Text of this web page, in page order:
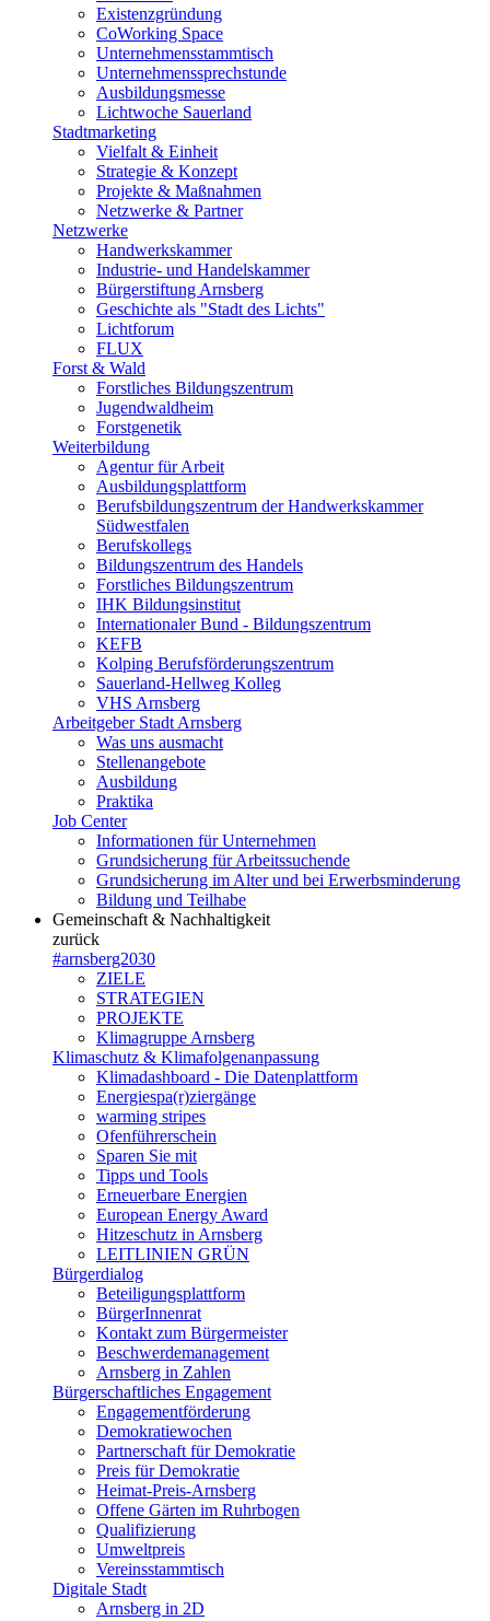
Existenzgründung
CoWorking Space
Unternehmensstammtisch
Unternehmenssprechstunde
Ausbildungsmesse
Lichtwoche Sauerland
Stadtmarketing
Vielfalt & Einheit
Strategie & Konzept
Projekte & Maßnahmen
Netzwerke & Partner
Netzwerke
Handwerkskammer
Industrie- und Handelskammer
Bürgerstiftung Arnsberg
Geschichte als "Stadt des Lichts"
Lichtforum
FLUX
Forst & Wald
Forstliches Bildungszentrum
Jugendwaldheim
Forstgenetik
Weiterbildung
Agentur für Arbeit
Ausbildungsplattform
Berufsbildungszentrum der Handwerkskammer
Südwestfalen
Berufskollegs
Bildungszentrum des Handels
Forstliches Bildungszentrum
IHK Bildungsinstitut
Internationaler Bund - Bildungszentrum
KEFB
Kolping Berufsförderungszentrum
Sauerland-Hellweg Kolleg
VHS Arnsberg
Arbeitgeber Stadt Arnsberg
Was uns ausmacht
Stellenangebote
Ausbildung
Praktika
Job Center
Informationen für Unternehmen
Grundsicherung für Arbeitssuchende
Grundsicherung im Alter und bei Erwerbsminderung
Bildung und Teilhabe
Gemeinschaft & Nachhaltigkeit
zurück
#arnsberg2030
ZIELE
STRATEGIEN
PROJEKTE
Klimagruppe Arnsberg
Klimaschutz & Klimafolgenanpassung
Klimadashboard - Die Datenplattform
Energiespa(r)ziergänge
warming stripes
Ofenführerschein
Sparen Sie mit
Tipps und Tools
Erneuerbare Energien
European Energy Award
Hitzeschutz in Arnsberg
LEITLINIEN GRÜN
Bürgerdialog
Beteiligungsplattform
BürgerInnenrat
Kontakt zum Bürgermeister
Beschwerdemanagement
Arnsberg in Zahlen
Bürgerschaftliches Engagement
Engagementförderung
Demokratiewochen
Partnerschaft für Demokratie
Preis für Demokratie
Heimat-Preis-Arnsberg
Offene Gärten im Ruhrbogen
Qualifizierung
Umweltpreis
Vereinsstammtisch
Digitale Stadt
Arnsberg in 2D